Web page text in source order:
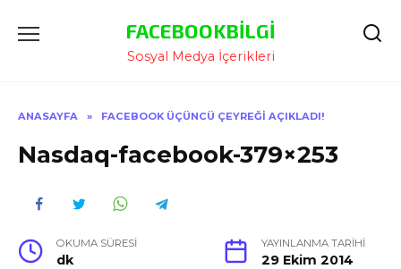
Atla
FACEBOOKBILGI
Sosyal Medya İçerikleri
ANASAYFA » FACEBOOK ÜÇÜNCÜ ÇEYREĞI AÇIKLADI!
Nasdaq-facebook-379×253
OKUMA SÜRESI
dk
YAYINLANMA TARIHI
29 Ekim 2014